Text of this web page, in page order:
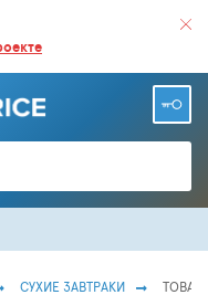
ЦЕН.
СУХИЕ ЗАВТРАКИ ТОВАР